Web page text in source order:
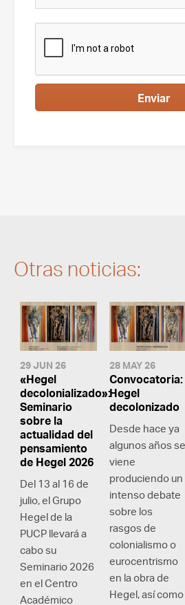
Enviar
Otras noticias:
29 JUN 26
«Hegel
decolonializado»:
Seminario
sobre la
actualidad del
pensamiento
de Hegel 2026
Del 13 al 16 de
julio, el Grupo
Hegel de la
PUCP llevará a
cabo su
Seminario 2026
en el Centro
Académico
28 MAY 26
Convocatoria:
Hegel
decolonizado
Desde hace ya
algunos años se
viene
produciendo un
intenso debate
sobre los
rasgos de
colonialismo o
eurocentrismo
en la obra de
Hegel, así como